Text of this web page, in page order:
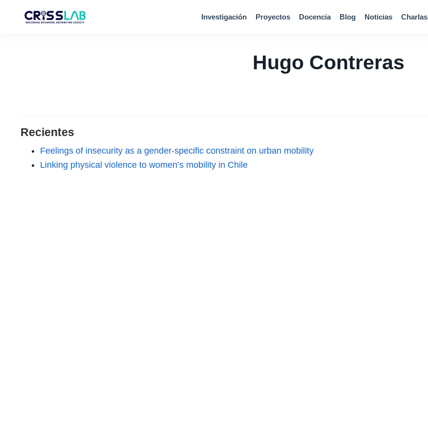
Investigación Proyectos Docencia Blog Noticias Charlas
Hugo Contreras
Recientes
Feelings of insecurity as a gender-specific constraint on urban mobility
Linking physical violence to women’s mobility in Chile